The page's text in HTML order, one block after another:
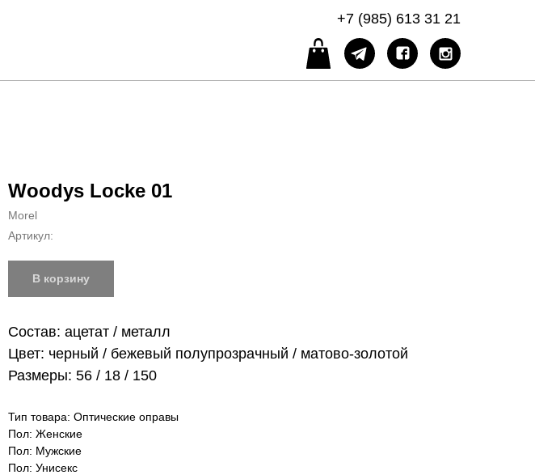
+7 (985) 613 31 21
Woodys Locke 01
Morel
Артикул:
В корзину
Состав: ацетат / металл
Цвет: черный / бежевый полупрозрачный / матово-золотой
Размеры: 56 / 18 / 150
Тип товара: Оптические оправы
Пол: Женские
Пол: Мужские
Пол: Унисекс